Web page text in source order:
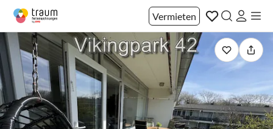
Vermieten